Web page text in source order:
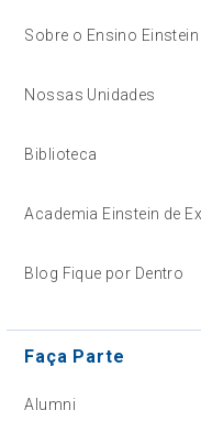
Sobre o Ensino Einstein
Nossas Unidades
Biblioteca
Academia Einstein de
Blog Fique por Dentro
Faça Parte
Alumni